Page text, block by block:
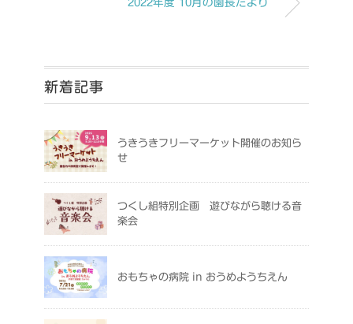
2022年度 10月の園長だより
新着記事
うきうきフリーマーケット開催のお知ら
せ
つくし組特別企画 遊びながら聴ける音
楽会
おもちゃの病院 in おうめようちえん